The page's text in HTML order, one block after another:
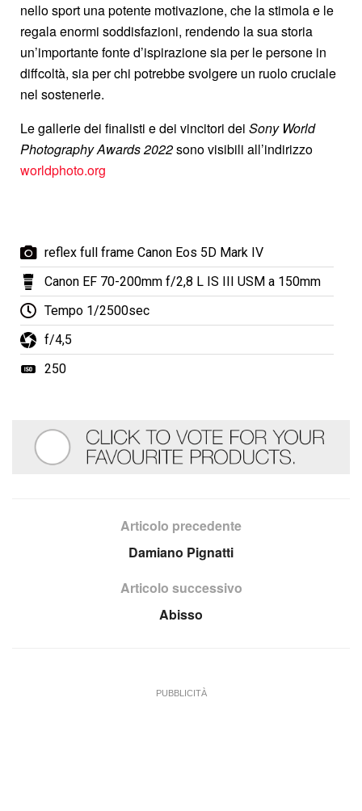
nello sport una potente motivazione, che la stimola e le
regala enormi soddisfazioni, rendendo la sua storia
un’importante fonte d’ispirazione sia per le persone in
diffcoltà, sia per chi potrebbe svolgere un ruolo cruciale
nel sostenerle.
Le gallerie dei finalisti e dei vincitori dei Sony World
Photography Awards 2022sono visibili all’indirizzo
worldphoto.org
reflex full frame Canon Eos 5D Mark IV
Canon EF 70-200mm f/2,8 L IS III USM a 150mm
Tempo 1/2500sec
f/4,5
250
Articolo precedente
Damiano Pignatti
Articolo successivo
Abisso
PUBBLICITÀ